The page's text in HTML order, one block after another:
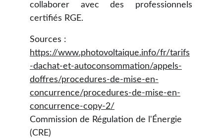
collaborer avec des professionnels
certifiés RGE.
Sources :
https://www.photovoltaique.info/fr/tarifs
-dachat-et-autoconsommation/appels-
doffres/procedures-de-mise-en-
concurrence/procedures-de-mise-en-
concurrence-copy-2/
Commission de Régulation de l'Énergie
(CRE)